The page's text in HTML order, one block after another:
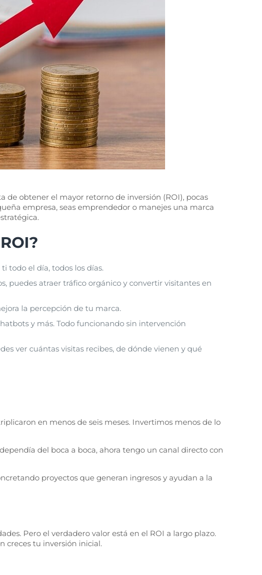
de obtener el mayor retorno de inversión (ROI), pocas
empresa, seas emprendedor o manejes una marca
todo el día, todos los días.
puedes atraer tráfico orgánico y convertir visitantes en
la percepción de tu marca.
y más. Todo funcionando sin intervención
ver cuántas visitas recibes, de dónde vienen y qué
en menos de seis meses. Invertimos menos de lo
del boca a boca, ahora tengo un canal directo con
proyectos que generan ingresos y ayudan a la
Pero el verdadero valor está en el ROI a largo plazo.
creces tu inversión inicial.